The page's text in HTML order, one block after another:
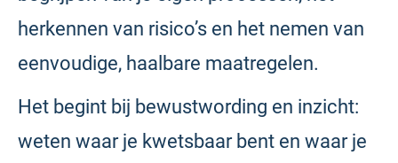
herkennen van risico’s en het nemen van
eenvoudige, haalbare maatregelen.
Het begint bij bewustwording en inzicht:
weten waar je kwetsbaar bent en waar je